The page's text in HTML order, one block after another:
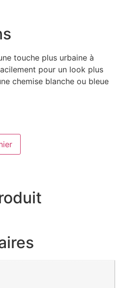
touche plus urbaine à
pour un look plus
chemise blanche ou bleue